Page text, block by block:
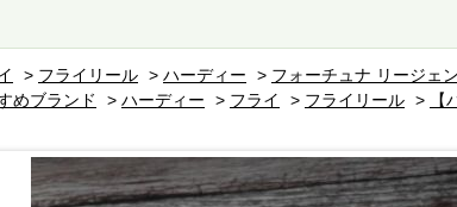
> フライリール > ハーディー > フォーチュナ リージェ
めブランド > ハーディー > フライ > フライリール >